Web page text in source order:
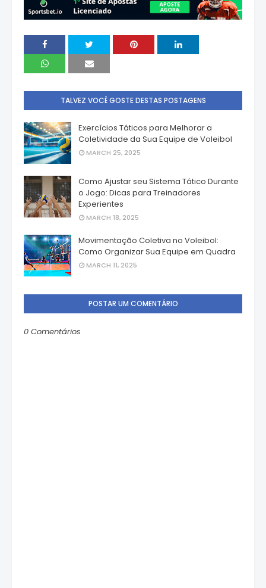
TALVEZ VOCÊ GOSTE DESTAS POSTAGENS
Exercícios Táticos para Melhorar a
Coletividade da Sua Equipe de Voleibol
MARCH 25, 2025
Como Ajustar seu Sistema Tático Durante
o Jogo: Dicas para Treinadores
Experientes
MARCH 18, 2025
Movimentação Coletiva no Voleibol:
Como Organizar Sua Equipe em Quadra
MARCH 11, 2025
POSTAR UM COMENTÁRIO
0 Comentários